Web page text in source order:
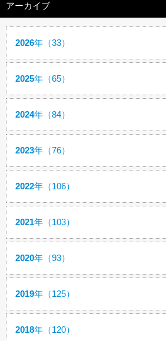
アーカイブ
2026年（33）
2025年（65）
2024年（84）
2023年（76）
2022年（106）
2021年（103）
2020年（93）
2019年（125）
2018年（120）